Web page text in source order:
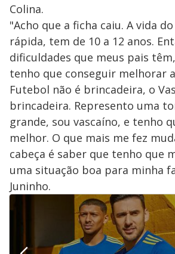
Colina.
"Acho que a ficha caiu. A vida
rápida, tem de 10 a 12 anos.
dificuldades que meus pais
tenho que conseguir melhorar
Futebol não é brincadeira, o
brincadeira. Represento uma
grande, sou vascaíno, e tenho
melhor. O que mais me fez
cabeça é saber que tenho que
uma situação boa para minha
Juninho.